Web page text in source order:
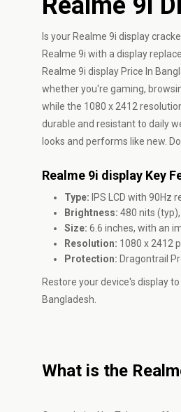
Is your Realme 9i display
Realme 9i with a display
Realme 9i display Price In
whether you're gaming,
while the 1080 x 2412
durable and resistant to daily
looks and performs like new.
Realme 9i display Key
Type: IPS LCD with 90Hz
Brightness: 480 nits
Size: 6.6 inches, with an
Resolution: 1080 x 2412
Protection: Dragontrail
Restore your device's display
Bangladesh.
What is the